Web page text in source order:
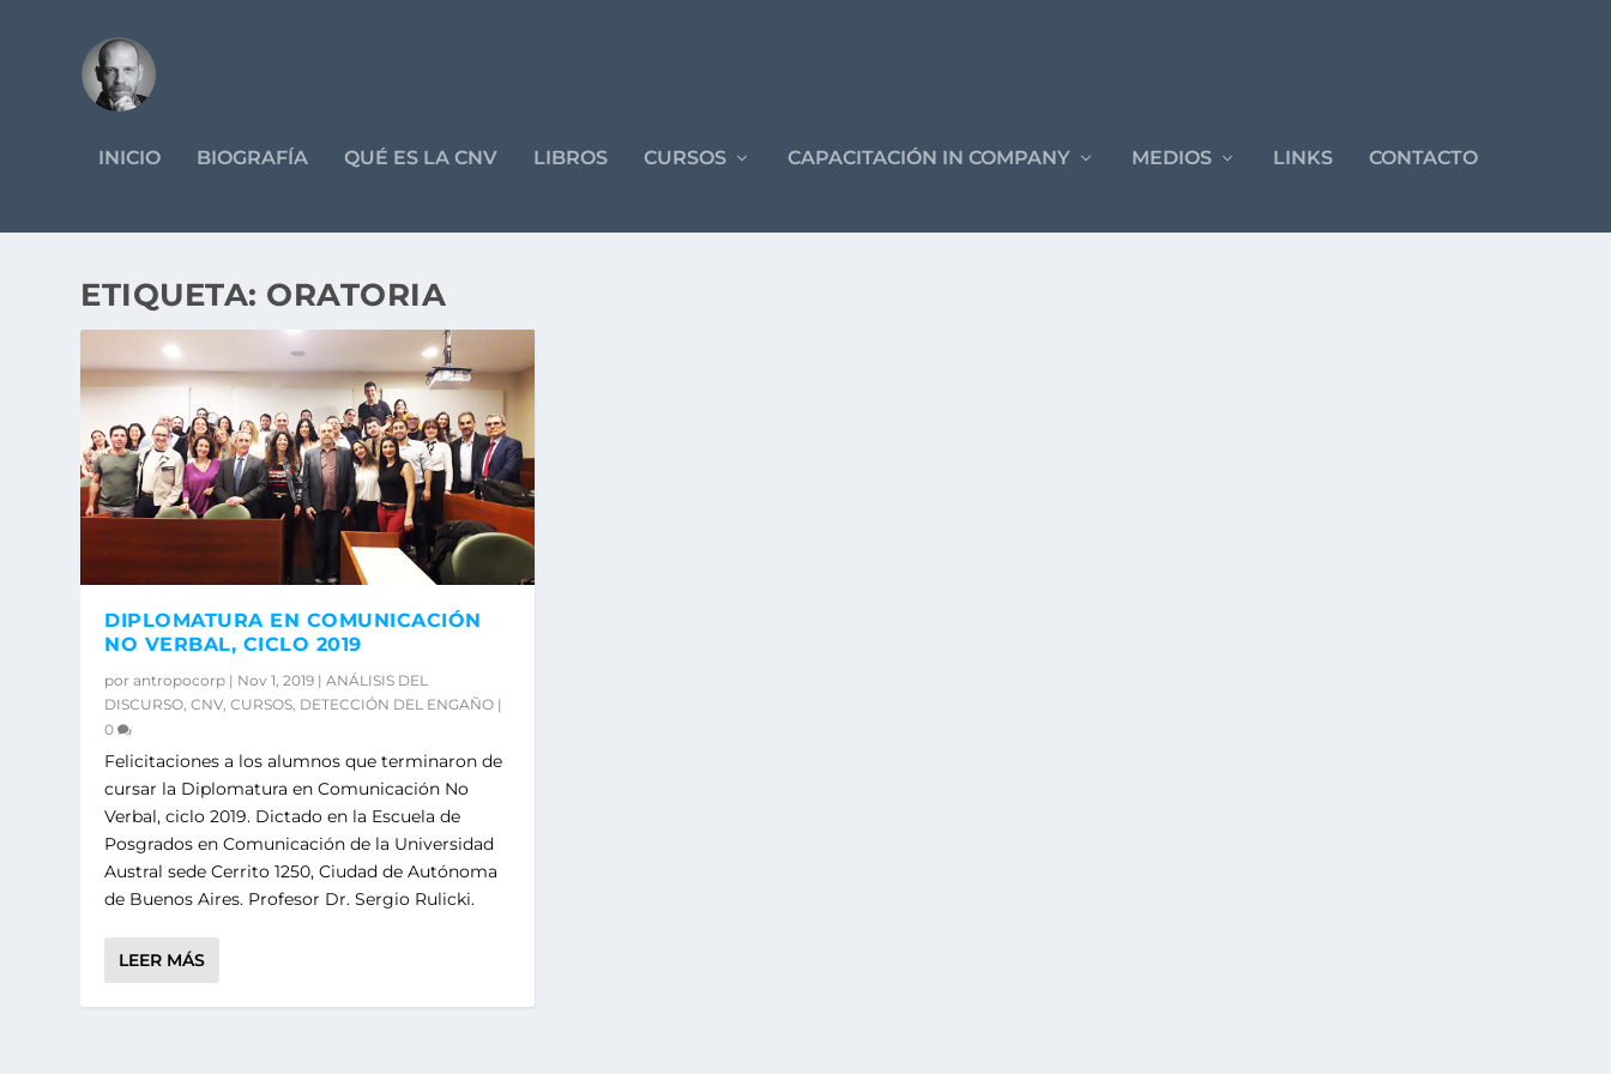
INICIO BIOGRAFÍA QUÉ ES LA CNV LIBROS CURSOS CAPACITACIÓN IN COMPANY MEDIOS LINKS CONTACTO
ETIQUETA: ORATORIA
DIPLOMATURA EN COMUNICACIÓN
NO VERBAL, CICLO 2019
porantropocorp | Nov 1, 2019 |ANÁLISIS DEL
DISCURSO,CNV,CURSOS, DETECCIÓN DEL ENGAÑO |
0
Felicitaciones a los alumnos que terminaron de
cursar la Diplomatura en Comunicación No
Verbal, ciclo 2019. Dictado en la Escuela de
Posgrados en Comunicación de la Universidad
Austral sede Cerrito 1250, Ciudad de Autónoma
de Buenos Aires. Profesor Dr. Sergio Rulicki.
LEER MÁS